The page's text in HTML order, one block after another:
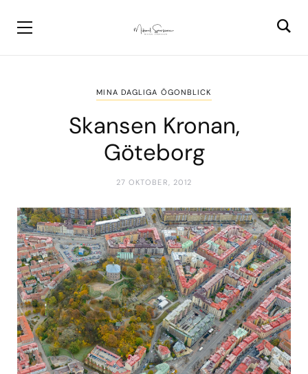
MINA DAGLIGA ÖGONBLICK
Skansen Kronan,
Göteborg
27 OKTOBER, 2012